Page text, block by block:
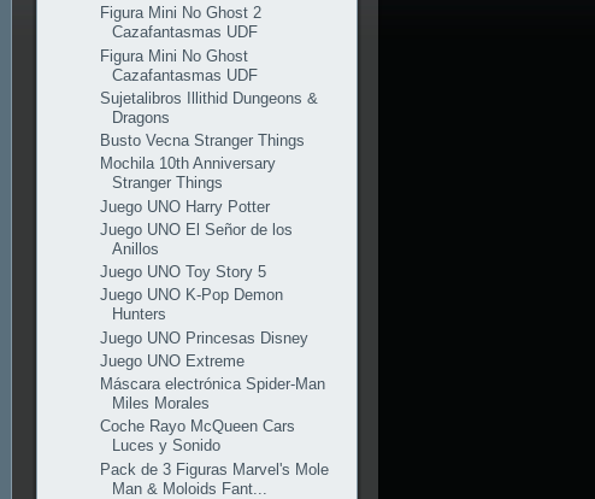
Figura Mini No Ghost 2
Cazafantasmas UDF
Figura Mini No Ghost
Cazafantasmas UDF
Sujetalibros Illithid Dungeons &
Dragons
Busto Vecna Stranger Things
Mochila 10th Anniversary
Stranger Things
Juego UNO Harry Potter
Juego UNO El Señor de los
Anillos
Juego UNO Toy Story 5
Juego UNO K-Pop Demon
Hunters
Juego UNO Princesas Disney
Juego UNO Extreme
Máscara electrónica Spider-Man
Miles Morales
Coche Rayo McQueen Cars
Luces y Sonido
Pack de 3 Figuras Marvel's Mole
Man & Moloids Fant...